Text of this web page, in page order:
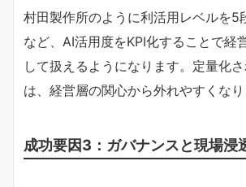
村田製作所のように利活用レベルを5
など、AI活用度をKPI化することで経
して扱えるようになります。定量化
は、経営層の関心から外れやすくなり
成功要因3：ガバナンスと現場浸